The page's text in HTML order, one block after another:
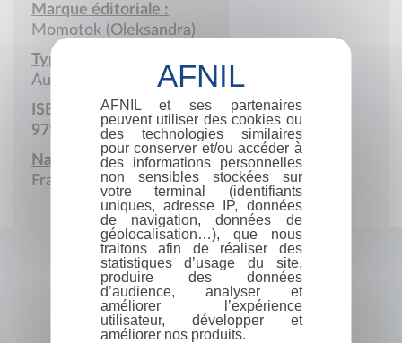
Marque éditoriale :
Momotok (Oleksandra)
Type de société :
Auto-édition
ISBN :
979-10-978051
Nationalité :
France
AFNIL et ses partenaires
peuvent utiliser des cookies ou
des technologies similaires
pour conserver et/ou accéder à
des informations personnelles
non sensibles stockées sur
votre terminal (identifiants
uniques, adresse IP, données
de navigation, données de
géolocalisation…), que nous
traitons afin de réaliser des
statistiques d’usage du site,
produire des données
d’audience, analyser et
améliorer l’expérience
utilisateur, développer et
améliorer nos produits.